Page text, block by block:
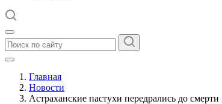
Главная
Новости
Астраханские пастухи передрались до